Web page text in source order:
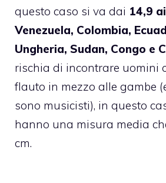
questo caso si va dai 14,9
Venezuela, Colombia,
Ungheria, Sudan, Congo e
rischia di incontrare uomini
flauto in mezzo alle gambe
sono musicisti), in questo
hanno una misura media
cm.